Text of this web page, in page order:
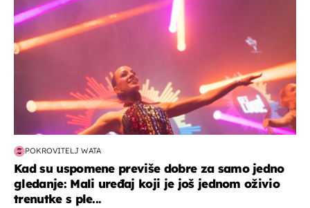
POKROVITELJ WATA
Kad su uspomene previše dobre za samo jedno
gledanje: Mali uređaj koji je još jednom oživio
trenutke s ple...